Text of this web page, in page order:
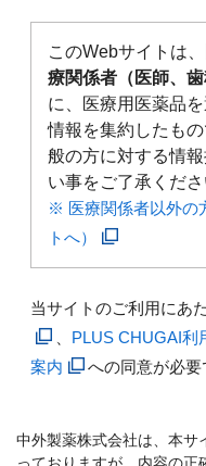
このWebサイトは、
療関係者（医師、歯
に、医療用医薬品
情報を集約したも
般の方に対する情
い事をご了承くださ
※ 医療関係者以外の
トへ）
当サイトのご利用にあ
PLUS CHUGAI利
案内
への同意が必要
中外製薬株式会社は、本サ
っておりますが、内容の